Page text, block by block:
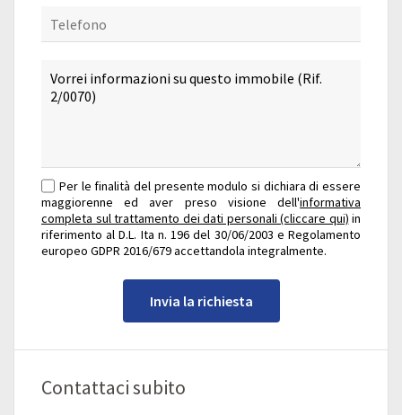
Per le finalità del presente modulo si dichiara di essere
maggiorenne ed aver preso visione dell'informativa
completa sul trattamento dei dati personali (cliccare qui) in
riferimento al D.L. Ita n. 196 del 30/06/2003 e Regolamento
europeo GDPR 2016/679 accettandola integralmente.
Invia la richiesta
Contattaci subito